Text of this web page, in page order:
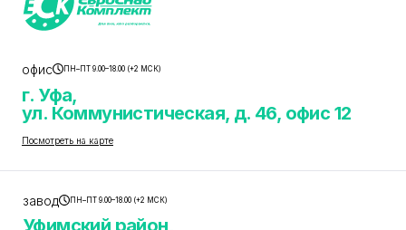
офис ПН–ПТ 9.00–18.00 (+2 МСК)
г. Уфа,
ул. Коммунистическая, д. 46, офис 12
Посмотреть на карте
завод ПН–ПТ 9.00–18.00 (+2 МСК)
Уфимский район,